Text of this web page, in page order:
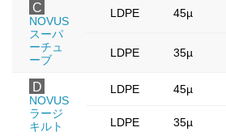
C
NOVUS
スーパ
ーチュ
ーブ
LDPE 45µ
LDPE 35µ
D
NOVUS
ラージ
キルト
LDPE 45µ
LDPE 35µ